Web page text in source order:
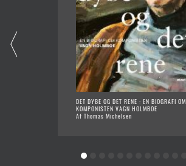
DET DYBE OG DET RENE : EN BIOGRAFI OM
KOMPONISTEN VAGN HOLMBOE
Af Thomas Michelsen